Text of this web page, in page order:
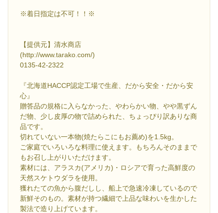
※着日指定は不可！！※
【提供元】清水商店
(http://www.tarako.com/)
0135-42-2322
『北海道HACCP認定工場で生産、だから安全・だから安
心』
贈答品の規格に入らなかった、やわらかい物、やや黒ずん
だ物、少し皮厚の物で詰められた、ちょっぴり訳ありな商
品です。
切れていない一本物(焼たらこにもお薦め)を1.5kg。
ご家庭でいろいろな料理に使えます。もちろんそのままで
もお召し上がりいただけます。
素材には、アラスカ(アメリカ)・ロシアで育った高鮮度の
天然スケトウダラを使用。
獲れたての魚から腹だしし、船上で急速冷凍しているので
新鮮そのもの。素材が持つ繊細で上品な味わいを生かした
製法で造り上げています。